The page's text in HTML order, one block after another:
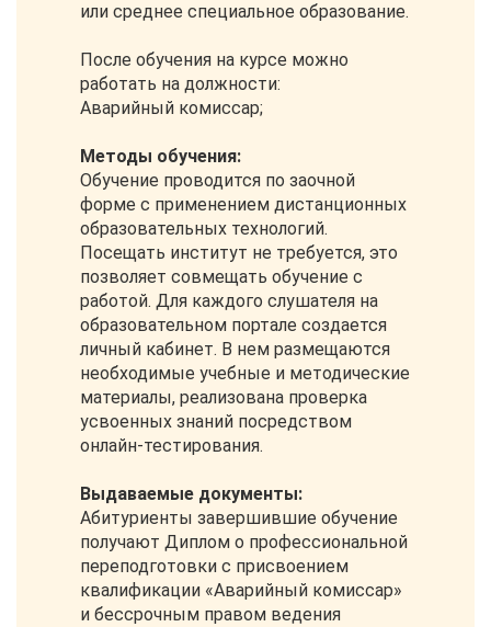
или среднее специальное образование.
После обучения на курсе можно
работать на должности:
Аварийный комиссар;
Методы обучения:
Обучение проводится по заочной
форме с применением дистанционных
образовательных технологий.
Посещать институт не требуется, это
позволяет совмещать обучение с
работой. Для каждого слушателя на
образовательном портале создается
личный кабинет. В нем размещаются
необходимые учебные и методические
материалы, реализована проверка
усвоенных знаний посредством
онлайн-тестирования.
Выдаваемые документы:
Абитуриенты завершившие обучение
получают Диплом о профессиональной
переподготовки с присвоением
квалификации «Аварийный комиссар»
и бессрочным правом ведения